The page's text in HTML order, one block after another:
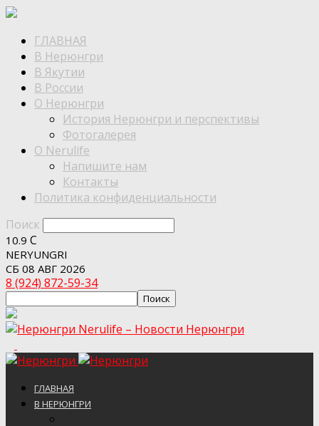
ГЛАВНАЯ
В Нерюнгри
В Якутии
В России
О Нерюнгри
История Нерюнгри и перспективы
Фотогалерея
О Nerulife
Напишите нам
Контакты
Политика конфиденциальности
Поиск
10.9 C
NERYUNGRI
СБ 08 АВГ 2026
8 (924) 872-59-34
Nerulife – Новости Нерюнгри
ГЛАВНАЯ
В НЕРЮНГРИ